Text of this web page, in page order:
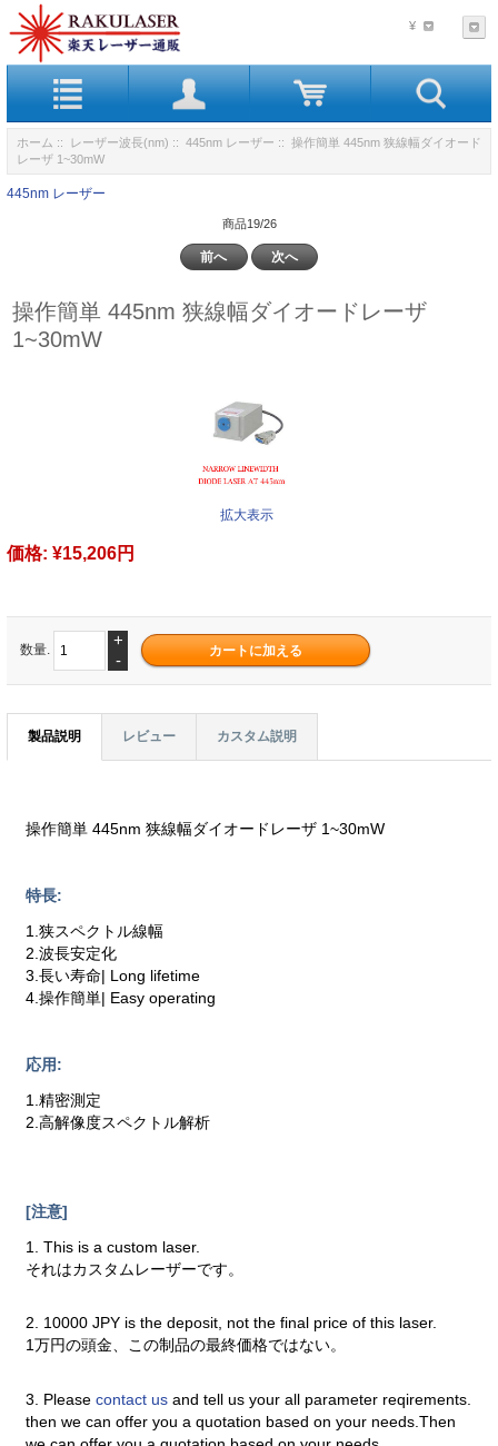
¥
ホーム :: レーザー波長(nm) :: 445nm レーザー :: 操作簡単 445nm 狭線幅ダイオード
レーザ 1~30mW
445nm レーザー
商品19/26
前へ 次へ
操作簡単 445nm 狭線幅ダイオードレーザ
1~30mW
拡大表示
価格: ¥15,206円
数量.
+
-
製品説明 レビュー カスタム説明
操作簡単 445nm 狭線幅ダイオードレーザ 1~30mW
特長:
1.狭スペクトル線幅
2.波長安定化
3.長い寿命| Long lifetime
4.操作簡単| Easy operating
応用:
1.精密測定
2.高解像度スペクトル解析
[注意]
1. This is a custom laser.
それはカスタムレーザーです。
2. 10000 JPY is the deposit, not the final price of this laser.
1万円の頭金、この制品の最終価格ではない。
3. Pleasecontact usand tell us your all parameter reqirements.
then we can offer you a quotation based on your needs.Then